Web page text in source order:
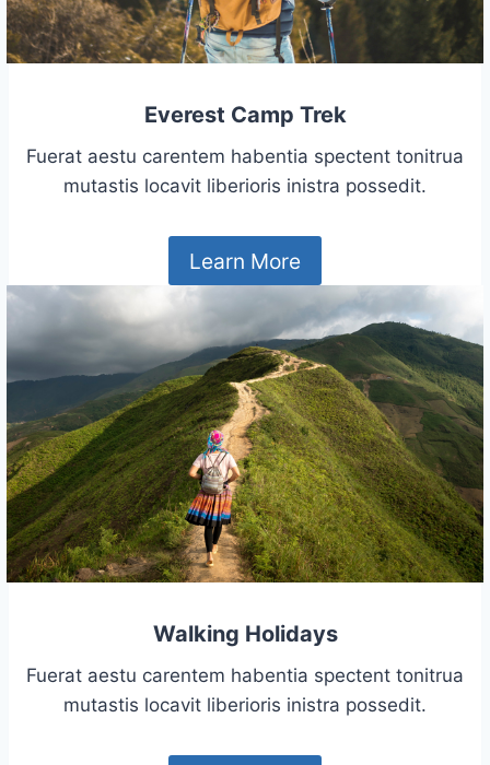
Everest Camp Trek
Fuerat aestu carentem habentia spectent tonitrua
mutastis locavit liberioris inistra possedit.
Learn More
Walking Holidays
Fuerat aestu carentem habentia spectent tonitrua
mutastis locavit liberioris inistra possedit.